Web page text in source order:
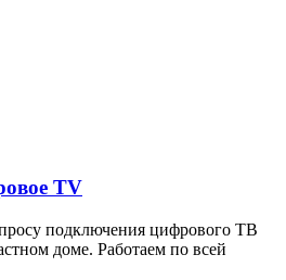
TV
подключения цифрового ТВ
доме. Работаем по всей